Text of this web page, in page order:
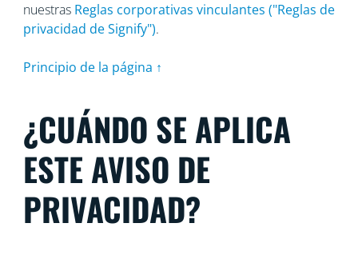
nuestras Reglas corporativas vinculantes ("Reglas de
privacidad de Signify").
Principio de la página ↑
¿CUÁNDO SE APLICA
ESTE AVISO DE
PRIVACIDAD?